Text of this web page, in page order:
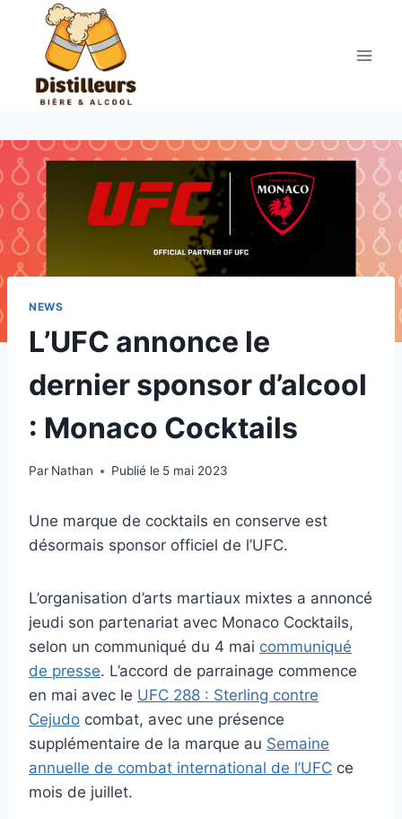
contenu
NEWS
L’UFC annonce le
dernier sponsor d’alcool
: Monaco Cocktails
Par Nathan Publié le 5 mai 2023
Une marque de cocktails en conserve est
désormais sponsor officiel de l’UFC.
L’organisation d’arts martiaux mixtes a annoncé
jeudi son partenariat avec Monaco Cocktails,
selon un communiqué du 4 mai communiqué
de presse. L’accord de parrainage commence
en mai avec le UFC 288 : Sterling contre
Cejudo combat, avec une présence
supplémentaire de la marque au Semaine
annuelle de combat international de l’UFC ce
mois de juillet.